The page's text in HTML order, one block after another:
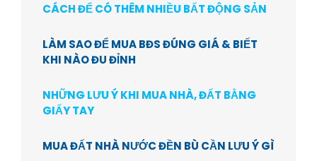
CÁCH ĐỂ CÓ THÊM NHIỀU BẤT ĐỘNG SẢN
LÀM SAO ĐỂ MUA BĐS ĐÚNG GIÁ & BIẾT
KHI NÀO ĐU ĐỈNH
NHỮNG LƯU Ý KHI MUA NHÀ, ĐẤT BẰNG
GIẤY TAY
MUA ĐẤT NHÀ NƯỚC ĐỀN BÙ CẦN LƯU Ý GÌ